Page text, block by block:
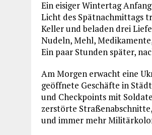
Ein eisiger Wintertag
Licht des Spätnachmittags
Keller und beladen drei
Nudeln, Mehl,
Ein paar Stunden später,
Am Morgen erwacht eine
geöffnete Geschäfte in
und Checkpoints mit
zerstörte
und immer mehr